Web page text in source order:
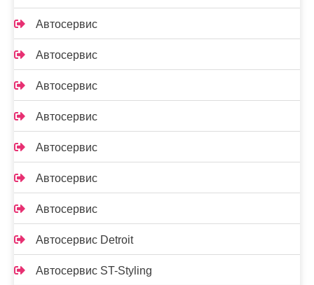
Автосервис
Автосервис
Автосервис
Автосервис
Автосервис
Автосервис
Автосервис
Автосервис Detroit
Автосервис ST-Styling